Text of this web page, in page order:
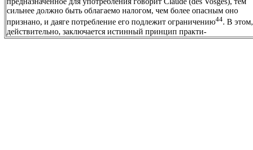
сильнее должно быть облагаемо налогом, чем более опасным оно
признано, и даяге потребление его подлежит ограничению44. В этом,
действительно, заключается истинный принцип практи-